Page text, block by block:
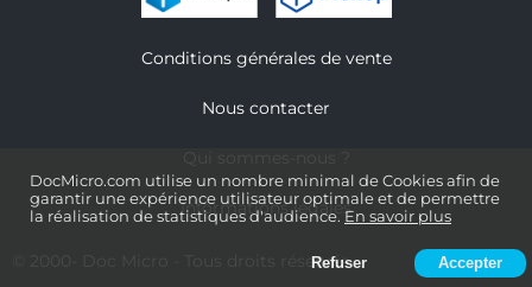
DocMicro.com utilise un nombre minimal de Cookies afin de
garantir une expérience utilisateur optimale et de permettre
la réalisation de statistiques d'audience. En savoir plus
Refuser Accepter
Conditions générales de vente
Nous contacter
Informations légales
- Tous droits réservés